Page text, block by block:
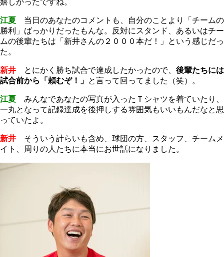
江夏 当日のあなたのコメントも、自分のことより「チームの
勝利」ばっかりだったもんな。反対にスタンド、あるいはチー
ムの後輩たちは「新井さんの２０００本だ！」という感じだっ
た。
新井 とにかく勝ち試合で達成したかったので、 後輩たちには
試合前から「頼むぞ！」 と言って回ってました（笑）。
江夏 みんなであなたの写真が入ったＴシャツを着ていたり、
一丸となって記録達成を後押しする雰囲気もいいもんだなと思
っていたよ。
新井 そういう計らいも含め、球団の方、スタッフ、チームメ
イト、周りの人たちに本当にお世話になりました。